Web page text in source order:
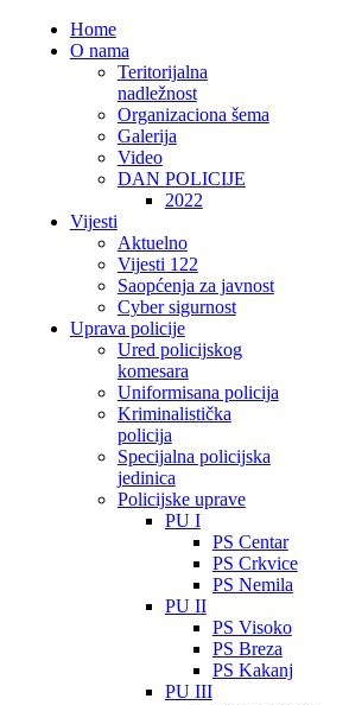
Home
O nama
Teritorijalna
nadležnost
Organizaciona šema
Galerija
Video
DAN POLICIJE
2022
Vijesti
Aktuelno
Vijesti 122
Saopćenja za javnost
Cyber sigurnost
Uprava policije
Ured policijskog
komesara
Uniformisana policija
Kriminalistička
policija
Specijalna policijska
jedinica
Policijske uprave
PU I
PS Centar
PS Crkvice
PS Nemila
PU II
PS Visoko
PS Breza
PS Kakanj
PU III